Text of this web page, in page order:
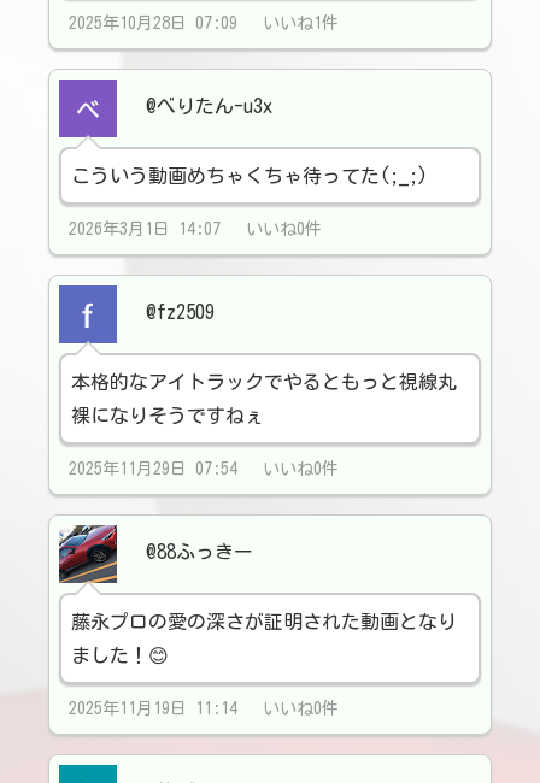
2025年10月28日 07:09 いいね1件
@べりたん-u3x
こういう動画めちゃくちゃ待ってた(;_;)
2026年3月1日 14:07 いいね0件
@fz2509
本格的なアイトラックでやるともっと視線丸
裸になりそうですねぇ
2025年11月29日 07:54 いいね0件
@88ふっきー
藤永プロの愛の深さが証明された動画となり
ました！😊
2025年11月19日 11:14 いいね0件